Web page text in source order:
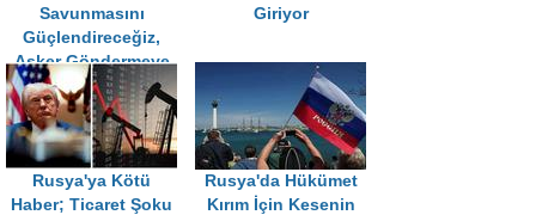
Savunmasını
Güçlendireceğiz,
Asker Göndermeye
Hazırız
Giriyor
Rusya'ya Kötü
Haber; Ticaret Şoku
Rusya'da Hükümet
Kırım İçin Kesenin